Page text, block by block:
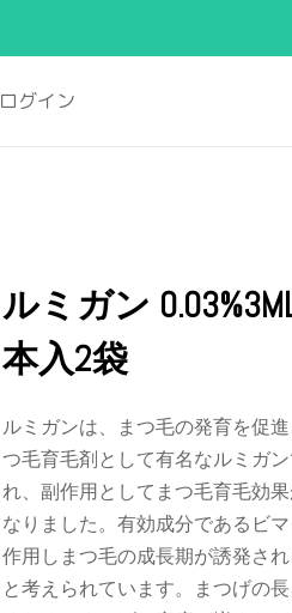
ログイン
ルミガン
本入2袋
ルミガンは、まつ毛の発育を促
つ毛育毛剤として有名なルミガ
れ、副作用としてまつ毛育毛効
なりました。有効成分であるビ
作用しまつ毛の成長期が誘発さ
と考えられています。まつげの